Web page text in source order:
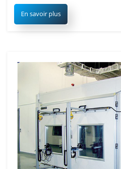
En savoir plus